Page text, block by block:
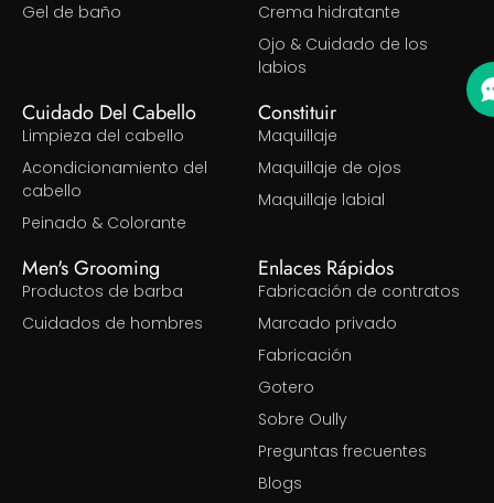
Gel de baño
Crema hidratante
Ojo & Cuidado de los
labios
Cuidado Del Cabello
Limpieza del cabello
Acondicionamiento del
cabello
Peinado & Colorante
Constituir
Maquillaje
Maquillaje de ojos
Maquillaje labial
Men's Grooming
Productos de barba
Cuidados de hombres
Enlaces Rápidos
Fabricación de contratos
Marcado privado
Fabricación
Gotero
Sobre Oully
Preguntas frecuentes
Blogs